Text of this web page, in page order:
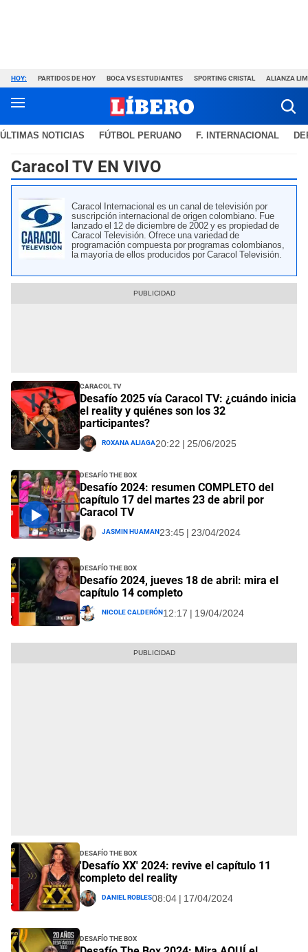
HOY: PARTIDOS DE HOY BOCA VS ESTUDIANTES SPORTING CRISTAL ALIANZA
ÚLTIMAS NOTICIAS FÚTBOL PERUANO F. INTERNACIONAL
Caracol TV EN VIVO
Caracol Internacional es un canal de televisión por
suscripción internacional de origen colombiano. Fue
lanzado el 12 de diciembre de 2002 y es propiedad de
Caracol Televisión. Ofrece una variedad de
programación compuesta por programas colombianos,
la mayoría de ellos producidos por Caracol Televisión.
Caracol TV
Desafío 2025 vía Caracol TV: ¿cuándo inicia
el reality y quiénes son los 32
participantes?
Roxana Aliaga20:22 | 25/06/2025
Desafío The Box
Desafío 2024: resumen COMPLETO del
capítulo 17 del martes 23 de abril por
Caracol TV
Jasmin Huaman23:45 | 23/04/2024
Desafío The Box
Desafío 2024, jueves 18 de abril: mira el
capítulo 14 completo
Nicole Calderón12:17 | 19/04/2024
Desafío The Box
'Desafío XX' 2024: revive el capítulo 11
completo del reality
Daniel Robles08:04 | 17/04/2024
Desafío The Box